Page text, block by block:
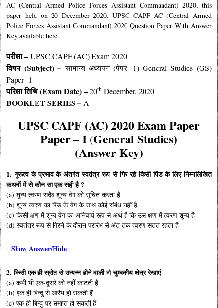
AC (Central Armed Police Forces Assistant Commandant) 2020, this
paper held on 20 December 2020. UPSC CAPF AC (Central Armed
Police Forces Assistant Commandant) 2020 Question Paper With Answer
Key available here.
परीक्षा –UPSC CAPF (AC)Exam 2020
विषय (Subject) –सामान्य अध्ययन (पेपर -1) General Studies (GS)
Paper -1
परिक्षा तिथि (Exam Date) –20th December, 2020
BOOKLET SERIES –A
UPSC CAPF (AC) 2020 Exam Paper
Paper – I (General Studies)
(Answer Key)
1. गुरूत्व के प्रभाव के अंतर्गत स्वतंत्र रूप से गिर रहे किसी पिंड के लिए निम्नलिखित
कथनों में से कौन सा एक सही है ?
(a) शून्य त्वरण सदैव शून्य वेग को सूचित करता है
(b) शून्य त्वरण का पिंड के वेग के साथ कोई संबंध नहीं है
(c) किसी क्षण में शून्य वेग का अनिवार्य रूप से अर्थ है कि उस क्षण में त्वरण शून्य है
(d) स्वतंत्र रूप से गिरने के दौरान प्रारंभ से अंत तक त्वरण सतत रहता है
Show Answer/Hide
2. किसी एक ही स्रोत से उत्पन्न होने वाली दो चुम्बकीय क्षेत्र रेखाएं
(a) कभी भी एक-दूसरे को नहीं काटती हैं
(b) एक ही बिन्दु से आरंभ हो सकती हैं
(c) एक ही बिन्दु पर समाप्त हो सकती हैं